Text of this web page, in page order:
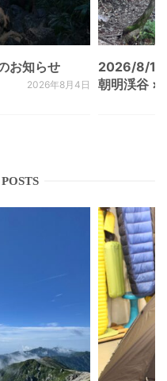
お知らせ
2026年8月4日
2026/8/
朝明渓谷 ×